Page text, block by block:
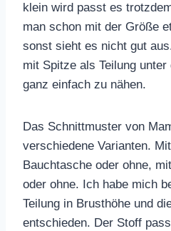
klein wird passt es
man schon mit der Größe
sonst sieht es nicht gut
mit Spitze als Teilung
ganz einfach zu nähen.
Das Schnittmuster von
verschiedene Varianten.
Bauchtasche oder ohne,
oder ohne. Ich habe mich
Teilung in Brusthöhe und
entschieden. Der Stoff